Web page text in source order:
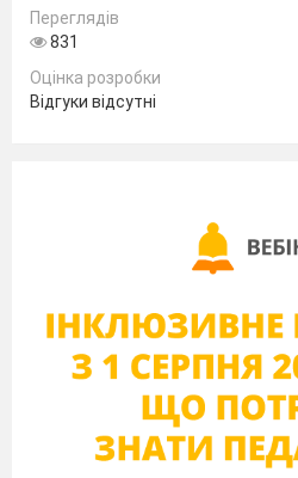
Переглядів
831
Оцінка розробки
Відгуки відсутні